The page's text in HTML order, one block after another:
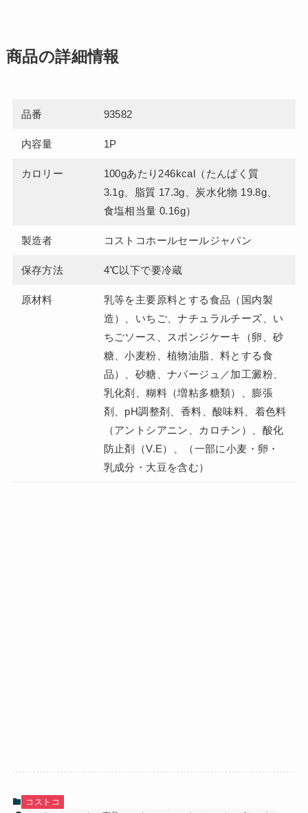
商品の詳細情報
品番 93582
内容量 1P
カロリー
100gあたり246kcal（たんぱく質
3.1g、脂質 17.3g、炭水化物 19.8g、
食塩相当量 0.16g）
製造者 コストコホールセールジャパン
保存方法 4℃以下で要冷蔵
原材料
乳等を主要原料とする食品（国内製
造）、いちご、ナチュラルチーズ、い
ちごソース、スポンジケーキ（卵、砂
糖、小麦粉、植物油脂、料とする食
品）、砂糖、ナバージュ／加工澱粉、
乳化剤、糊料（増粘多糖類）、膨張
剤、pH調整剤、香料、酸味料、着色料
（アントシアニン、カロチン）、酸化
防止剤（V.E）、（一部に小麦・卵・
乳成分・大豆を含む）
コストコ